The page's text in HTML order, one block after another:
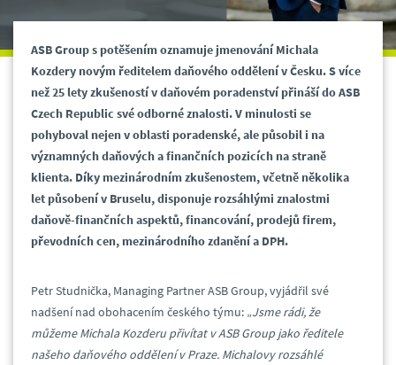
ASB Group s potěšením oznamuje jmenování Michala
Kozdery novým ředitelem daňového oddělení v Česku. S více
než 25 lety zkušeností v daňovém poradenství přináší do ASB
Czech Republic své odborné znalosti. V minulosti se
pohyboval nejen v oblasti poradenské, ale působil i na
významných daňových a finančních pozicích na straně
klienta. Díky mezinárodním zkušenostem, včetně několika
let působení v Bruselu, disponuje rozsáhlými znalostmi
daňově-finančních aspektů, financování, prodejů firem,
převodních cen, mezinárodního zdanění a DPH.
Petr Studnička, Managing Partner ASB Group, vyjádřil své
nadšení nad obohacením českého týmu: „Jsme rádi, že
můžeme Michala Kozderu přivítat v ASB Group jako ředitele
našeho daňového oddělení v Praze. Michalovy rozsáhlé